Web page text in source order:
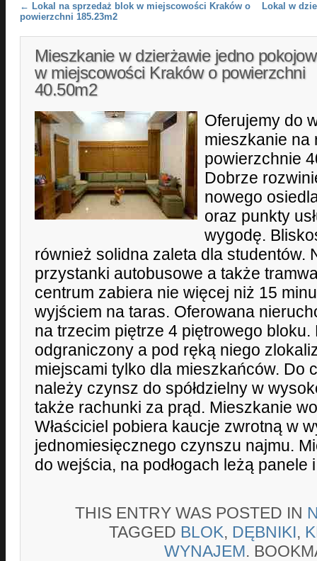
Post navigation
← Lokal na sprzedaż blok w miejscowości Kraków o
powierzchni 185.23m2
Lokal w
Mieszkanie w dzierżawie jedno
w miejscowości Kraków o powierzchni
40.50m2
Oferujemy do
mieszkanie na
powierzchnie
Dobrze
nowego
oraz punkty
wygodę.
również solidna zaleta dla studentów.
przystanki autobusowe a także
centrum zabiera nie więcej niż 15
wyjściem na taras. Oferowana
na trzecim piętrze 4 piętrowego bloku.
odgraniczony a pod ręką niego
miejscami tylko dla mieszkańców. Do
należy czynsz do spółdzielny w
także rachunki za prąd. Mieszkanie
Właściciel pobiera kaucje zwrotną w
jednomiesięcznego czynszu najmu.
do wejścia, na podłogach leżą panele i
THIS ENTRY WAS POSTED IN
TAGGED BLOK, DĘBNIKI,
WYNAJEM.